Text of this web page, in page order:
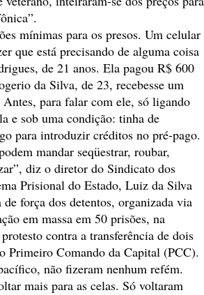
mínimas para os presos. Um celular
que está precisando de alguma coisa
de 21 anos. Ela pagou R$ 600
da Silva, de 23, recebesse um
Antes, para falar com ele, só ligando
e sob uma condição: tinha de
para introduzir créditos no pré-pago.
mandar seqüestrar, roubar,
diz o diretor do Sindicato dos
Prisional do Estado, Luiz da Silva
força dos detentos, organizada via
em massa em 50 prisões, na
contra a transferência de dois
Primeiro Comando da Capital (PCC).
não fizeram nenhum refém.
mais para as celas. Só voltaram